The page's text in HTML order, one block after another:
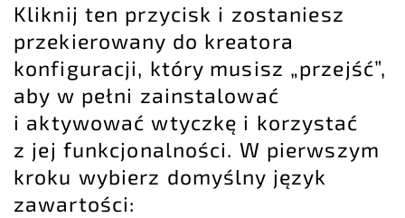
Kliknij ten przycisk i zostaniesz
przekierowany do kreatora
konfiguracji, który musisz „przejść”,
aby w pełni zainstalować
i aktywować wtyczkę i korzystać
z jej funkcjonalności. W pierwszym
kroku wybierz domyślny język
zawartości: